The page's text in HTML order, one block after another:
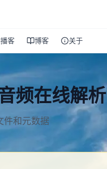
客 博客 关于
频在线解
件和元数据